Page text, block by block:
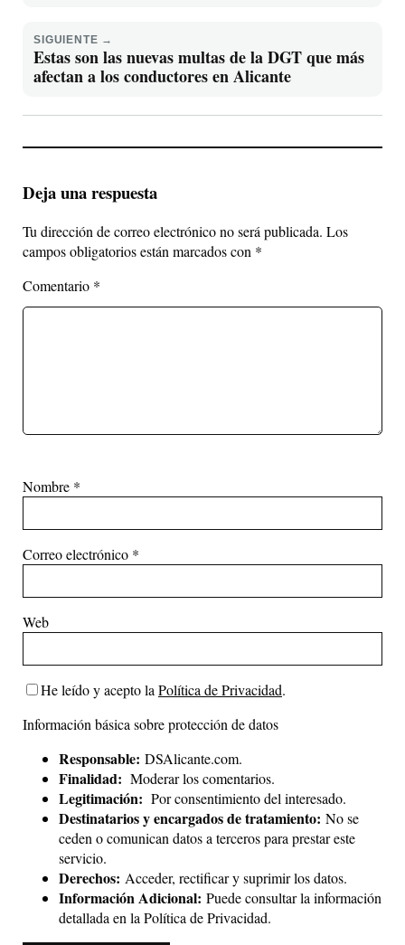
SIGUIENTE →
Estas son las nuevas multas de la DGT que más
afectan a los conductores en Alicante
Deja una respuesta
Tu dirección de correo electrónico no será publicada. Los
campos obligatorios están marcados con *
Comentario *
Nombre *
Correo electrónico *
Web
He leído y acepto la Política de Privacidad.
Información básica sobre protección de datos
Responsable: DSAlicante.com.
Finalidad: Moderar los comentarios.
Legitimación: Por consentimiento del interesado.
Destinatarios y encargados de tratamiento: No se
ceden o comunican datos a terceros para prestar este
servicio.
Derechos: Acceder, rectificar y suprimir los datos.
Información Adicional: Puede consultar la información
detallada en la Política de Privacidad.